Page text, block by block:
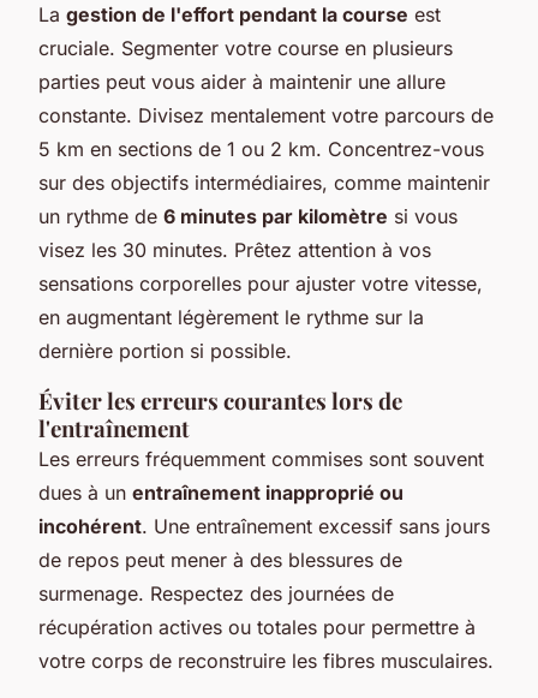
La gestion de l'effort pendant la course est
cruciale. Segmenter votre course en plusieurs
parties peut vous aider à maintenir une allure
constante. Divisez mentalement votre parcours de
5 km en sections de 1 ou 2 km. Concentrez-vous
sur des objectifs intermédiaires, comme maintenir
un rythme de 6 minutes par kilomètre si vous
visez les 30 minutes. Prêtez attention à vos
sensations corporelles pour ajuster votre vitesse,
en augmentant légèrement le rythme sur la
dernière portion si possible.
Éviter les erreurs courantes lors de
l'entraînement
Les erreurs fréquemment commises sont souvent
dues à un entraînement inapproprié ou
incohérent. Une entraînement excessif sans jours
de repos peut mener à des blessures de
surmenage. Respectez des journées de
récupération actives ou totales pour permettre à
votre corps de reconstruire les fibres musculaires.